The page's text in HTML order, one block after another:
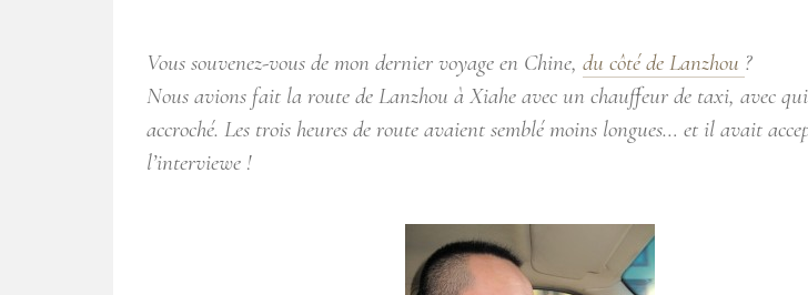
Vous souvenez-vous de mon dernier voyage en Chine, du côté de Lanzhou ?
Nous avions fait la route de Lanzhou à Xiahe avec un chauffeur de taxi, avec
accroché. Les trois heures de route avaient semblé moins longues… et il avait
l’interviewe !